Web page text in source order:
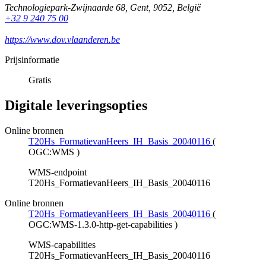
Technologiepark-Zwijnaarde 68, Gent, 9052, België
+32 9 240 75 00
https://www.dov.vlaanderen.be
Prijsinformatie
Gratis
Digitale leveringsopties
Online bronnen
T20Hs_FormatievanHeers_IH_Basis_20040116 (
OGC:WMS )
WMS-endpoint
T20Hs_FormatievanHeers_IH_Basis_20040116
Online bronnen
T20Hs_FormatievanHeers_IH_Basis_20040116 (
OGC:WMS-1.3.0-http-get-capabilities )
WMS-capabilities
T20Hs_FormatievanHeers_IH_Basis_20040116